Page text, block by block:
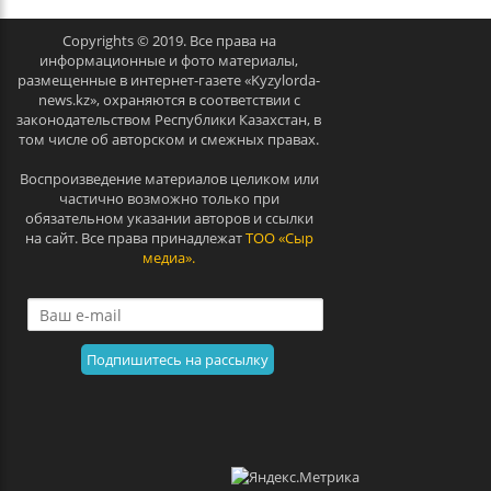
Copyrights © 2019. Все права на
информационные и фото материалы,
размещенные в интернет-газете «Kyzylorda-
news.kz», охраняются в соответствии с
законодательством Республики Казахстан, в
том числе об авторском и смежных правах.
Воспроизведение материалов целиком или
частично возможно только при
обязательном указании авторов и ссылки
на сайт. Все права принадлежатТОО «Сыр
медиа».